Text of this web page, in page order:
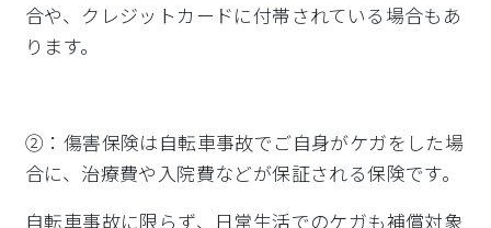
合や、クレジットカードに付帯されている場合もあ
ります。
②：傷害保険は自転車事故でご自身がケガをした場
合に、治療費や入院費などが保証される保険です。
自転車事故に限らず、日常生活でのケガも補償対象